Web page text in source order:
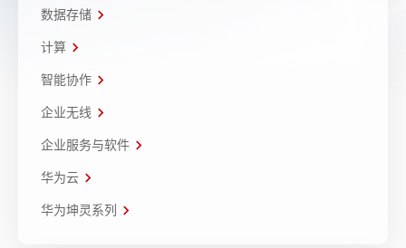
数据存储
计算
智能协作
企业无线
企业服务与软件
华为云
华为坤灵系列